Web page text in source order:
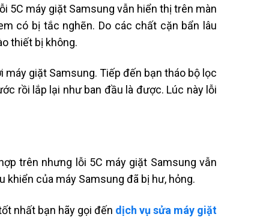
5C máy giặt Samsung vẫn hiển thị trên màn
có bị tắc nghẽn. Do các chất cặn bẩn lâu
thiết bị không.
giặt Samsung. Tiếp đến bạn tháo bộ lọc
rồi lắp lại như ban đầu là được. Lúc này lỗi
trên nhưng lỗi 5C máy giặt Samsung vẫn
của máy Samsung đã bị hư, hỏng.
nhất bạn hãy gọi đến dịch vụ sửa máy giặt